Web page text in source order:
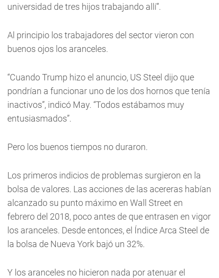
universidad de tres hijos trabajando allí”.
Al principio los trabajadores del sector vieron con
buenos ojos los aranceles.
“Cuando Trump hizo el anuncio, US Steel dijo que
pondrían a funcionar uno de los dos hornos que tenía
inactivos”, indicó May. “Todos estábamos muy
entusiasmados”.
Pero los buenos tiempos no duraron.
Los primeros indicios de problemas surgieron en la
bolsa de valores. Las acciones de las acereras habían
alcanzado su punto máximo en Wall Street en
febrero del 2018, poco antes de que entrasen en vigor
los aranceles. Desde entonces, el Índice Arca Steel de
la bolsa de Nueva York bajó un 32%.
Y los aranceles no hicieron nada por atenuar el